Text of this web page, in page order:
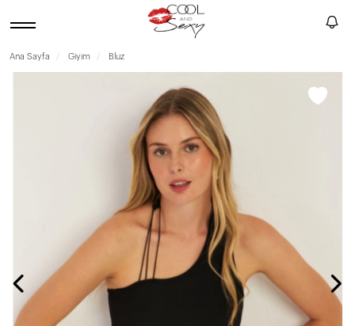
Ana Sayfa Giyim Bluz